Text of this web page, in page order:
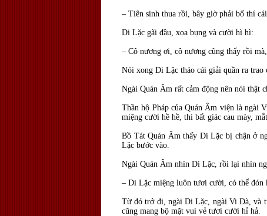
– Tiên sinh thua rồi, bây giờ phải bố thí
Di Lặc gãi đầu, xoa bụng và cười hì hì:
– Cô nương ơi, cô nương cũng thấy rồi
Nói xong Di Lặc tháo cái giải quần ra
Ngài Quán Âm rất cảm động nên nói thật
Thần hộ Pháp của Quán Âm viện là ngài
miệng cười hề hề, thì bất giác cau mày,
Bồ Tát Quán Âm thấy Di Lặc bị chận ở
Lặc bước vào.
Ngài Quán Âm nhìn Di Lặc, rồi lại nhìn
– Di Lặc miệng luôn tươi cười, có thể đón
Từ đó trở đi, ngài Di Lặc, ngài Vi Đà, và
cũng mang bộ mặt vui vẻ tươi cười hỉ hả.